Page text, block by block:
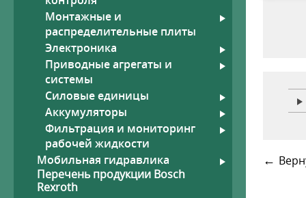
Рукава
Шланги высокого давления,
Высокотемпературные рукава
со стекловолоконным
покрытием
Монтажные и
распределительные плиты
Электроника
Приводные агрегаты и
системы
Силовые единицы
Аккумуляторы
Фильтрация и мониторинг
рабочей жидкости
Мобильная гидравлика
Перечень продукции Bosch
Rexroth
←